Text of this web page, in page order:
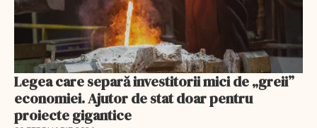
Legea care separă investitorii mici de „greii”
economiei. Ajutor de stat doar pentru
proiecte gigantice